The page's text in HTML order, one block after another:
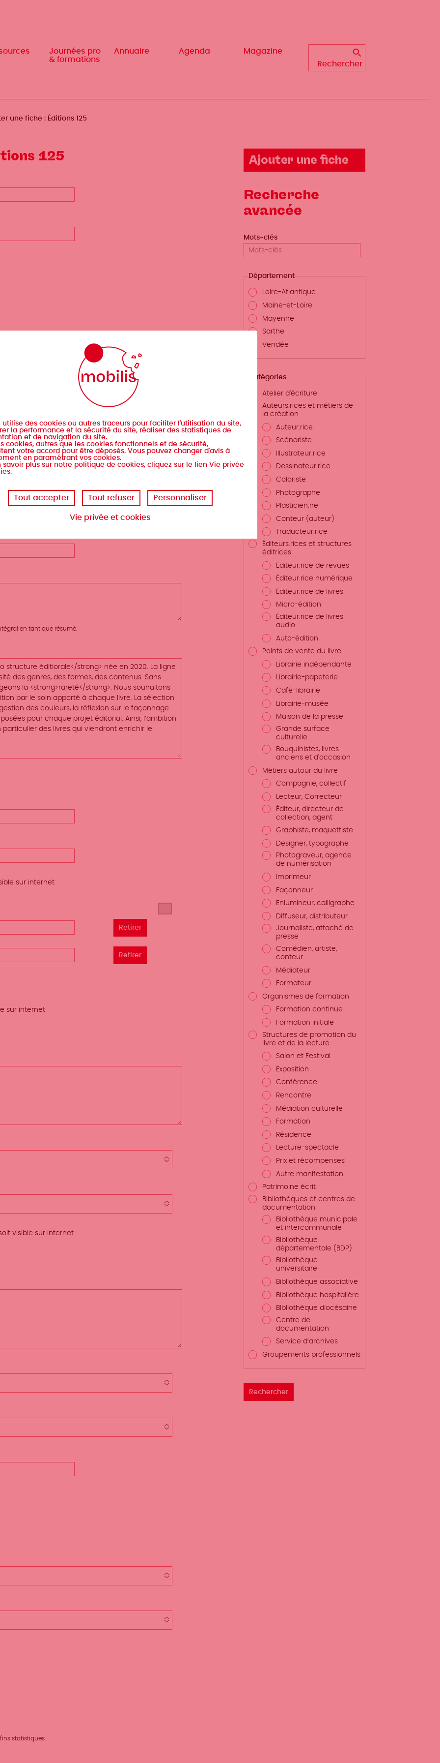
Journées pro
& formations
Annuaire Agenda
Magazine
Rechercher
une fiche : Éditions 125
Ajouter une fiche
Recherche
avancée
Mots-clés
Département
Loire-Atlantique
Maine-et-Loire
Mayenne
Sarthe
Vendée
Catégories
Atelier d'écriture
Auteurs.rices et métiers de
la création
Auteur.rice
Scénariste
Illustrateur.rice
Dessinateur.rice
Coloriste
Photographe
Plasticien.ne
Conteur (auteur)
Traducteur.rice
Éditeurs.rices et structures
éditrices
Éditeur.rice de revues
Éditeur.rice numérique
Éditeur.rice de livres
Micro-édition
Éditeur.rice de livres
audio
Auto-édition
Points de vente du livre
Librairie indépendante
Librairie-papeterie
Café-librairie
Librairie-musée
Maison de la presse
Grande surface
culturelle
Bouquinistes, livres
anciens et d'occasion
Métiers autour du livre
Compagnie, collectif
Lecteur, Correcteur
Éditeur, directeur de
collection, agent
Graphiste, maquettiste
Designer, typographe
Photograveur, agence
de numérisation
Imprimeur
Façonneur
Enlumineur, calligraphe
Diffuseur, distributeur
Journaliste, attaché de
presse
Comédien, artiste,
conteur
Médiateur
Formateur
Organismes de formation
Formation continue
Formation initiale
Structures de promotion du
livre et de la lecture
Salon et Festival
Exposition
Conférence
Rencontre
Médiation culturelle
Formation
Résidence
Lecture-spectacle
Prix et récompenses
Autre manifestation
Patrimoine écrit
Bibliothèques et centres de
documentation
Bibliothèque municipale
et intercommunale
Bibliothèque
départementale (BDP)
Bibliothèque
universitaire
Bibliothèque associative
BIbliothèque hospitalière
BIbliothèque diocésaine
Centre de
documentation
Service d’archives
Groupements professionnels
125
en tant que résumé.
sur internet
sur internet
visible sur internet
statistiques.
utilise des cookies ou autres traceurs pour faciliter l'utilisation du site,
la performance et la sécurité du site, réaliser des statistiques de
et de navigation du site.
cookies, autres que les cookies fonctionnels et de sécurité,
votre accord pour être déposés. Vous pouvez changer d'avis à
en paramétrant vos cookies.
savoir plus sur notre politique de cookies, cliquez sur le lien Vie privée
Tout accepter Tout refuser Personnaliser
Vie privée et cookies